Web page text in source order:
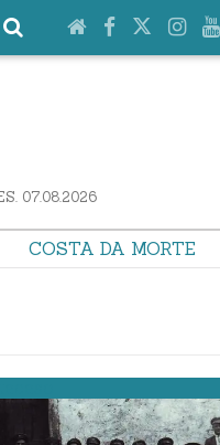
07.08.2026
COSTA DA MORTE